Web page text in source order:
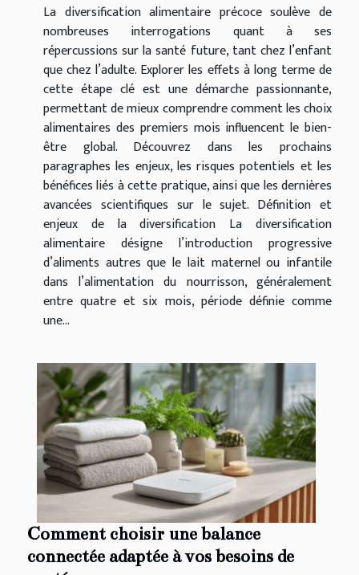
La diversification alimentaire précoce soulève de
nombreuses interrogations quant à ses
répercussions sur la santé future, tant chez l’enfant
que chez l’adulte. Explorer les effets à long terme de
cette étape clé est une démarche passionnante,
permettant de mieux comprendre comment les choix
alimentaires des premiers mois influencent le bien-
être global. Découvrez dans les prochains
paragraphes les enjeux, les risques potentiels et les
bénéfices liés à cette pratique, ainsi que les dernières
avancées scientifiques sur le sujet. Définition et
enjeux de la diversification La diversification
alimentaire désigne l’introduction progressive
d’aliments autres que le lait maternel ou infantile
dans l’alimentation du nourrisson, généralement
entre quatre et six mois, période définie comme
une...
Comment choisir une balance
connectée adaptée à vos besoins de